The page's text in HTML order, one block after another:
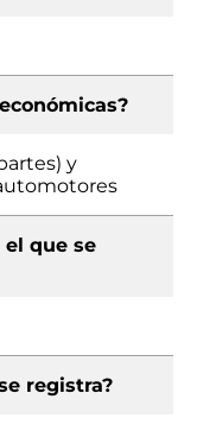
y
que se
registra?